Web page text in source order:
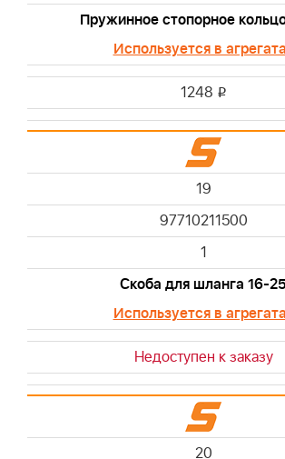
Пружинное стопорное
Используется в
1248 i
19
97710211500
1
Скоба для шланга 16-25
Используется в
Недоступен к заказу
20